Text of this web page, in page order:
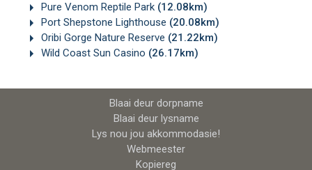
Pure Venom Reptile Park (12.08km)
Port Shepstone Lighthouse (20.08km)
Oribi Gorge Nature Reserve (21.22km)
Wild Coast Sun Casino (26.17km)
Blaai deur dorpname
Blaai deur lysname
Lys nou jou akkommodasie!
Webmeester
Kopiereg